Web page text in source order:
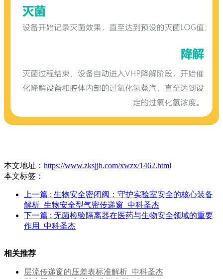
本文地址： https://www.zksjjh.com/xwzx/1462.html
本文标签：
上一篇 : 生物安全密闭阀：守护实验室安全的核心装备
解析_生物安全型气密传递窗_中科圣杰
下一篇 : 无菌检验隔离器在医药与生物安全领域的重要
作用_中科圣杰
相关推荐
层流传递窗的压差表标准解析_中科圣杰